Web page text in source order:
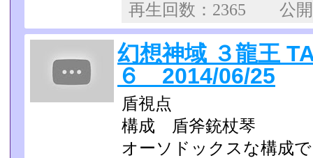
再生回数：2365
幻想神域 ３龍王
６ 2014/06/25
盾視点
構成 盾斧銃杖琴
オーソドックスな構成